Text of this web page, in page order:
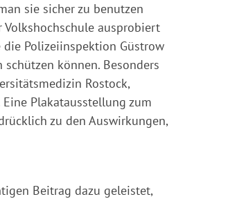
sie sicher zu benutzen
ausprobiert
Polizeiinspektion Güstrow
können. Besonders
Rostock,
Plakatausstellung zum
zu den Auswirkungen,
Beitrag dazu geleistet,